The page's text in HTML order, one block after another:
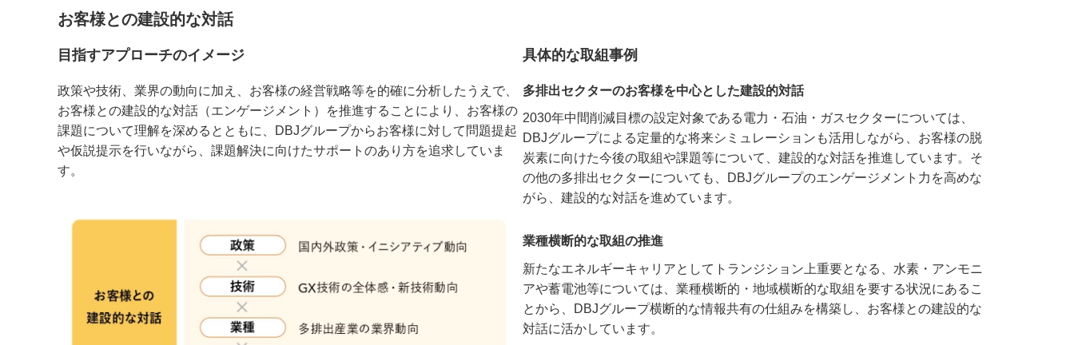
お客様との建設的な対話
目指すアプローチのイメージ
政策や技術、業界の動向に加え、お客様の経営戦略等を的確に分析したうえで、
お客様との建設的な対話（エンゲージメント）を推進することにより、お客様の
課題について理解を深めるとともに、DBJグループからお客様に対して問題提起
や仮説提示を行いながら、課題解決に向けたサポートのあり方を追求していま
す。
具体的な取組事例
多排出セクターのお客様を中心とした建設的対話
2030年中間削減目標の設定対象である電力・石油・ガスセクターについては、
DBJグループによる定量的な将来シミュレーションも活用しながら、お客様の脱
炭素に向けた今後の取組や課題等について、建設的な対話を推進しています。そ
の他の多排出セクターについても、DBJグループのエンゲージメント力を高めな
がら、建設的な対話を進めています。
業種横断的な取組の推進
新たなエネルギーキャリアとしてトランジション上重要となる、水素・アンモニ
アや蓄電池等については、業種横断的・地域横断的な取組を要する状況にあるこ
とから、DBJグループ横断的な情報共有の仕組みを構築し、お客様との建設的な
対話に活かしています。